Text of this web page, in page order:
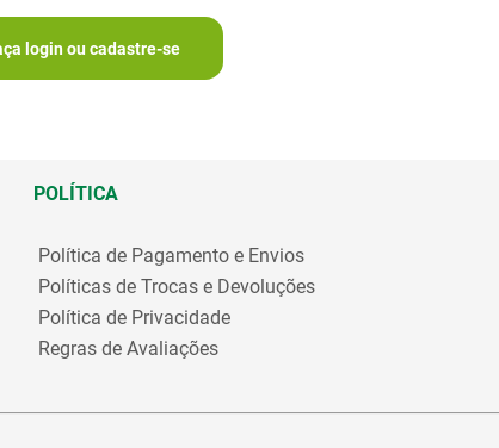
login ou cadastre-se
POLÍTICA
Política de Pagamento e Envios
Políticas de Trocas e Devoluções
Política de Privacidade
Regras de Avaliações